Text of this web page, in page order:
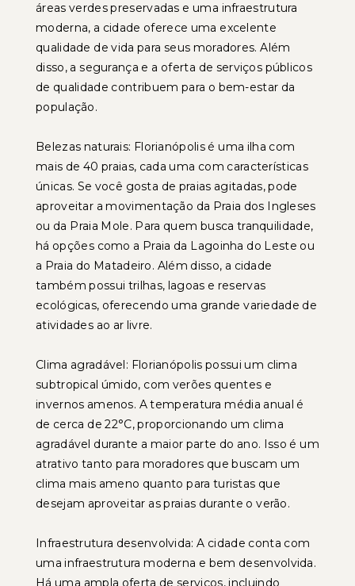
áreas verdes preservadas e uma infraestrutura
moderna, a cidade oferece uma excelente
qualidade de vida para seus moradores. Além
disso, a segurança e a oferta de serviços públicos
de qualidade contribuem para o bem-estar da
população.
Belezas naturais: Florianópolis é uma ilha com
mais de 40 praias, cada uma com características
únicas. Se você gosta de praias agitadas, pode
aproveitar a movimentação da Praia dos Ingleses
ou da Praia Mole. Para quem busca tranquilidade,
há opções como a Praia da Lagoinha do Leste ou
a Praia do Matadeiro. Além disso, a cidade
também possui trilhas, lagoas e reservas
ecológicas, oferecendo uma grande variedade de
atividades ao ar livre.
Clima agradável: Florianópolis possui um clima
subtropical úmido, com verões quentes e
invernos amenos. A temperatura média anual é
de cerca de 22°C, proporcionando um clima
agradável durante a maior parte do ano. Isso é um
atrativo tanto para moradores que buscam um
clima mais ameno quanto para turistas que
desejam aproveitar as praias durante o verão.
Infraestrutura desenvolvida: A cidade conta com
uma infraestrutura moderna e bem desenvolvida.
Há uma ampla oferta de serviços, incluindo